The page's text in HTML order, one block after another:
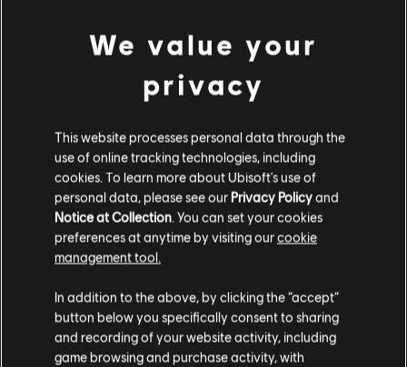
The Hollies
Dear Eloise / King Midas In Reverse
承認済みのアレンジ
楽器 / アレンジの種類 承認 クリエイター
コードチャート
R+ Team &
ARCHI
We value your
privacy
This website processes personal data through the
use of online tracking technologies, including
cookies. To learn more about Ubisoft's use of
personal data, please see our Privacy Policyand
Notice at Collection. You can set your cookies
preferences at anytime by visiting ourcookie
management tool.
In addition to the above, by clicking the “accept”
button below you specifically consent to sharing
and recording of your website activity, including
game browsing and purchase activity, with